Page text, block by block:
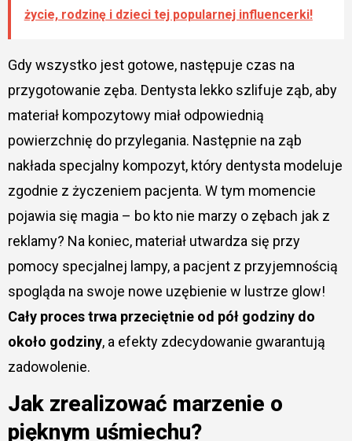
życie, rodzinę i dzieci tej popularnej influencerki!
Gdy wszystko jest gotowe, następuje czas na
przygotowanie zęba. Dentysta lekko szlifuje ząb, aby
materiał kompozytowy miał odpowiednią
powierzchnię do przylegania. Następnie na ząb
nakłada specjalny kompozyt, który dentysta modeluje
zgodnie z życzeniem pacjenta. W tym momencie
pojawia się magia – bo kto nie marzy o zębach jak z
reklamy? Na koniec, materiał utwardza się przy
pomocy specjalnej lampy, a pacjent z przyjemnością
spogląda na swoje nowe uzębienie w lustrze glow!
Cały proces trwa przeciętnie od pół godziny do
około godziny, a efekty zdecydowanie gwarantują
zadowolenie.
Jak zrealizować marzenie o
pięknym uśmiechu?